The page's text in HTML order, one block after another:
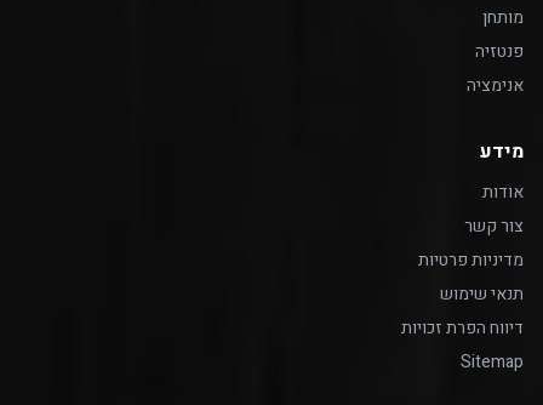
מותחן
פנטזיה
אנימציה
מידע
אודות
צור קשר
מדיניות פרטיות
תנאי שימוש
דיווח הפרת זכויות
Sitemap